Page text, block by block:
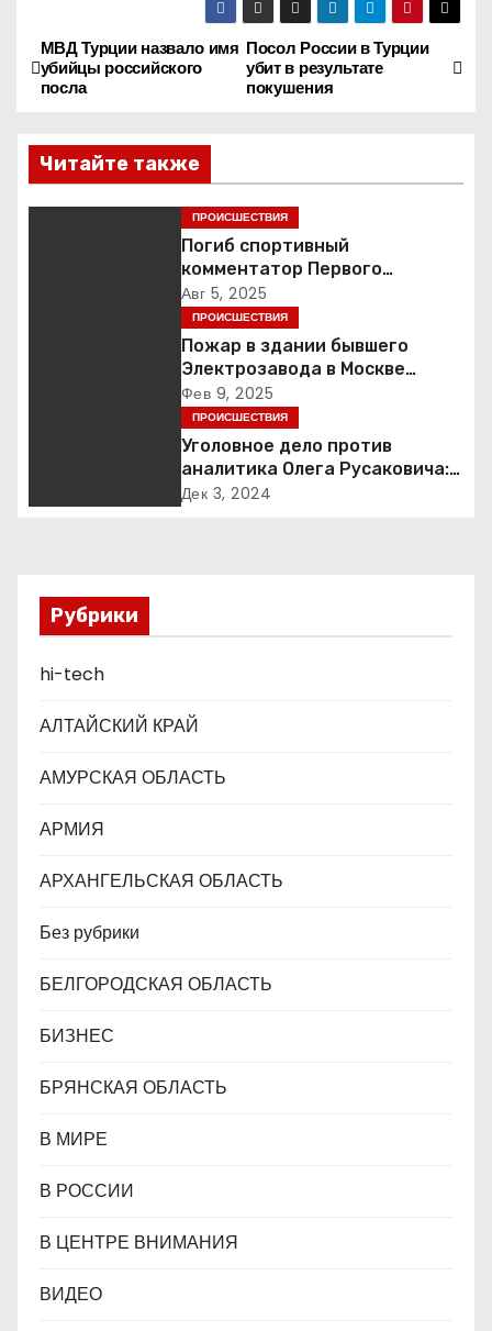
Н
а
в
и
п
м
Посол России в Турции
убит в результате
покушения
МВД Турции назвало имя
убийцы российского
посла
Читайте также
ПРОИСШЕСТВИЯ
Погиб спортивный
комментатор Первого
Александр Гришин
Авг 5, 2025
ПРОИСШЕСТВИЯ
Пожар в здании бывшего
Электрозавода в Москве
успешно ликвидирован
Фев 9, 2025
ПРОИСШЕСТВИЯ
Уголовное дело против
аналитика Олега Русаковича:
обвинения, вымогательство и
Дек 3, 2024
Рубрики
hi-tech
АЛТАЙСКИЙ КРАЙ
АМУРСКАЯ ОБЛАСТЬ
АРМИЯ
АРХАНГЕЛЬСКАЯ ОБЛАСТЬ
Без рубрики
БЕЛГОРОДСКАЯ ОБЛАСТЬ
БИЗНЕС
БРЯНСКАЯ ОБЛАСТЬ
В МИРЕ
В РОССИИ
В ЦЕНТРЕ ВНИМАНИЯ
ВИДЕО